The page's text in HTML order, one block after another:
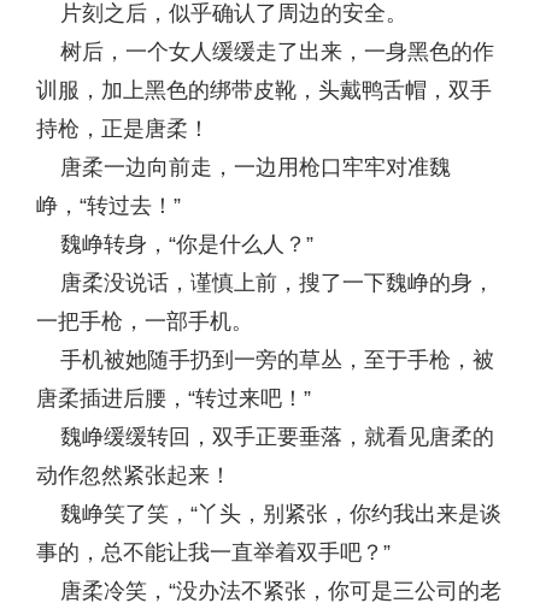
片刻之后，似乎确认了周边的安全。
树后，一个女人缓缓走了出来，一身黑色的作
训服，加上黑色的绑带皮靴，头戴鸭舌帽，双手
持枪，正是唐柔！
唐柔一边向前走，一边用枪口牢牢对准魏
峥，“转过去！”
魏峥转身，“你是什么人？”
唐柔没说话，谨慎上前，搜了一下魏峥的身，
一把手枪，一部手机。
手机被她随手扔到一旁的草丛，至于手枪，被
唐柔插进后腰，“转过来吧！”
魏峥缓缓转回，双手正要垂落，就看见唐柔的
动作忽然紧张起来！
魏峥笑了笑，“丫头，别紧张，你约我出来是谈
事的，总不能让我一直举着双手吧？”
唐柔冷笑，“没办法不紧张，你可是三公司的老